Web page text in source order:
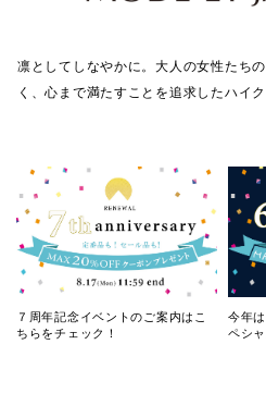
凛としてしなやかに。大人の女性たち
く、心まで満たすことを追求したハイ
７周年記念イベントのご案内はこ
ちらをチェック！
今年
ペシ